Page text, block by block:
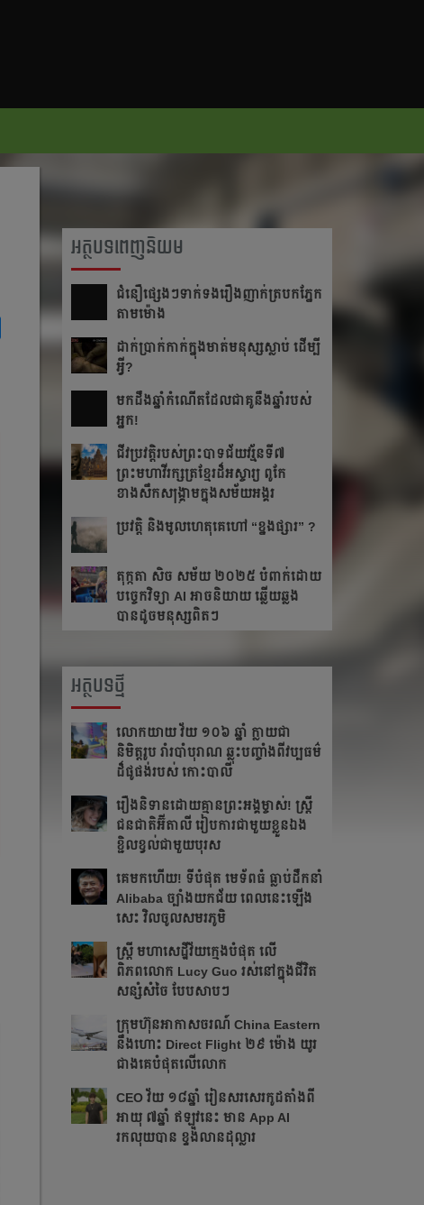
អត្ថបទពេញនិយម
ជំនឿ​ផ្សេងៗ​ទាក់ទង​រឿង​ញាក់​ត្របក​ភ្នែក​
តាម​ម៉ោង​
ដាក់​ប្រាក់​កាក់​ក្នុង​មាត់​មនុស្ស​ស្លាប់ ដើម្បី​
អ្វី?
មក​ដឹងឆ្នាំ​កំណើត​ដែល​ជា​គូ​នឹង​ឆ្នាំ​របស់​
អ្នក!​
ជីវប្រវត្តិ​របស់​ព្រះបាទ​ជ័យវរ្ម័ន​ទី៧
ព្រះមហាវីរក្សត្រខ្មែរដ៏អស្ចារ្យ ពូកែ
ខាងសឹកសង្រ្គាមក្នុងសម័យអង្គរ
ប្រវត្តិ និងមូលហេតុគេហៅ “ខ្នងផ្សារ” ?
តុក្កតា សិច សម័យ ២០២៥ បំពាក់ដោយ
បច្ចេកវិទ្យា AI អាចនិយាយ ឆ្លើយឆ្លង
បានដូចមនុស្សពិតៗ
អត្ថបទថ្មី
លោកយាយ វ័យ ១០៦ ឆ្នាំ ក្លាយជា
និមិត្តរូប រាំរបាំបុរាណ ឆ្លុះបញ្ចាំងពីវប្បធម៌
ដ៏ផូផង់របស់ កោះបាលី
រឿងនិទានដោយគ្មានព្រះអង្គម្ចាស់! ស្ត្រី
ជនជាតិអ៊ីតាលី រៀបការជាមួយខ្លួនឯង
ខ្ជិលខ្វល់ជាមួយបុរស
គេមកហើយ! ទីបំផុត​ មេទ័ពធំ ធ្លាប់ដឹកនាំ
Alibaba ច្បាំងយកជ័យ ពេលនេះឡើង
សេះ វិលចូលសមរភូមិ
ស្ត្រី មហាសេដ្ឋីវ័យក្មេងបំផុត លើ
ពិភពលោក Lucy Guo រស់នៅក្នុងជីវិត
សន្សំសំចៃ បែបសាបៗ
ក្រុមហ៊ុនអាកាសចរណ៍ China Eastern
នឹង​ហោះ Direct Flight ២៩ ម៉ោង យូរ
ជាងគេបំផុតលើលោក
CEO វ័យ ១៨ឆ្នាំ រៀនសរសេរកូដតាំងពី
អាយុ ៧ឆ្នាំ ឥឡូវនេះ មាន App AI
រកលុយបាន ខ្ទង់លានដុល្លារ